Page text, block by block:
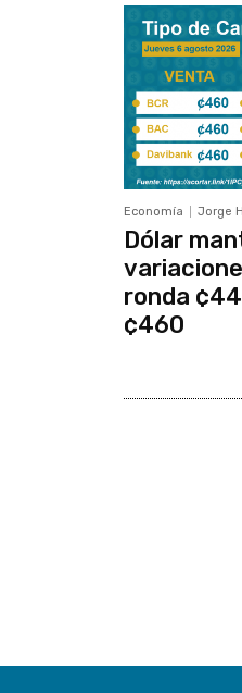
Economía Jorge
Dólar
ronda
¢460